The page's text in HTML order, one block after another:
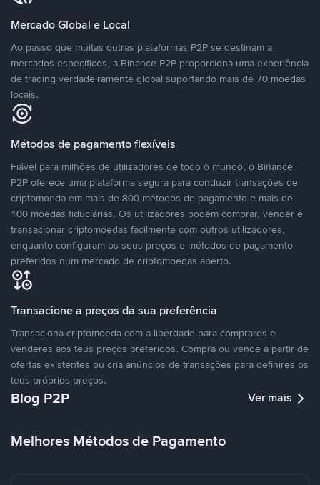
Mercado Global e Local
Ao passo que muitas outras plataformas P2P se destinam a
mercados específicos, a Binance P2P proporciona uma experiência
de trading verdadeiramente global suportando mais de 70 moedas
locais.
Métodos de pagamento flexíveis
Fiável para milhões de utilizadores de todo o mundo, o Binance
P2P oferece uma plataforma segura para conduzir transações de
criptomoeda em mais de 800 métodos de pagamento e mais de
100 moedas fiduciárias. Os utilizadores podem comprar, vender e
transacionar criptomoedas facilmente com outros utilizadores,
enquanto configuram os seus preços e métodos de pagamento
preferidos num mercado de criptomoedas aberto.
Transacione a preços da sua preferência
Transaciona criptomoeda com a liberdade para comprares e
venderes aos teus preços preferidos. Compra ou vende a partir de
ofertas existentes ou cria anúncios de transações para definires os
teus próprios preços.
Blog P2P Ver mais
Melhores Métodos de Pagamento